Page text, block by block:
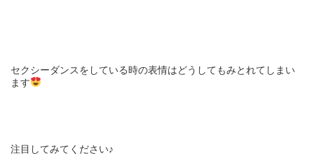
セクシーダンスをしている時の表情はどうしてもみとれてしまい
ます
注目してみてください♪